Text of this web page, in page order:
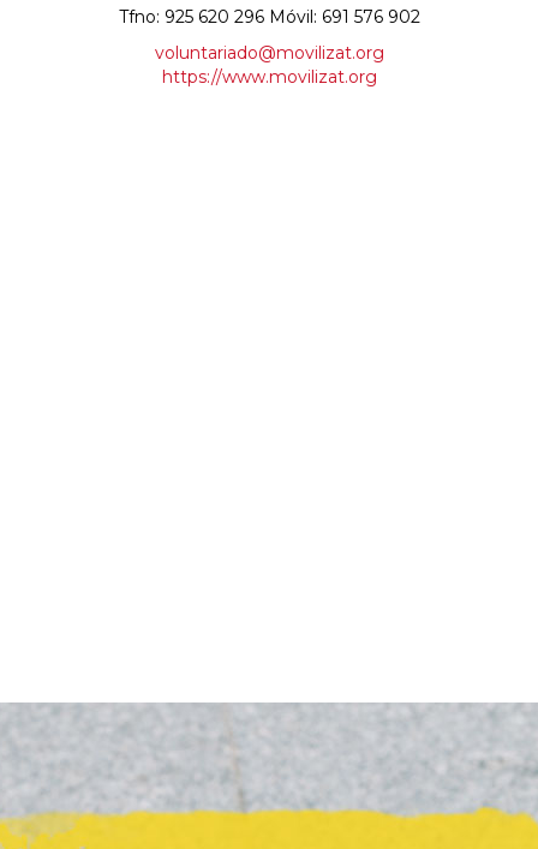
Tfno: 925 620 296 Móvil: 691 576 902
voluntariado@movilizat.org
https://www.movilizat.org